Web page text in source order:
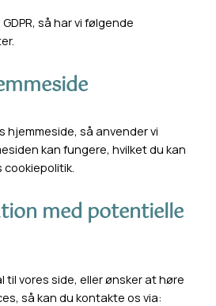
så har vi følgende
hjemmeside, så anvender vi
kan fungere, hvilket du kan
med potentielle
til vores side, eller ønsker at høre
så kan du kontakte os via: